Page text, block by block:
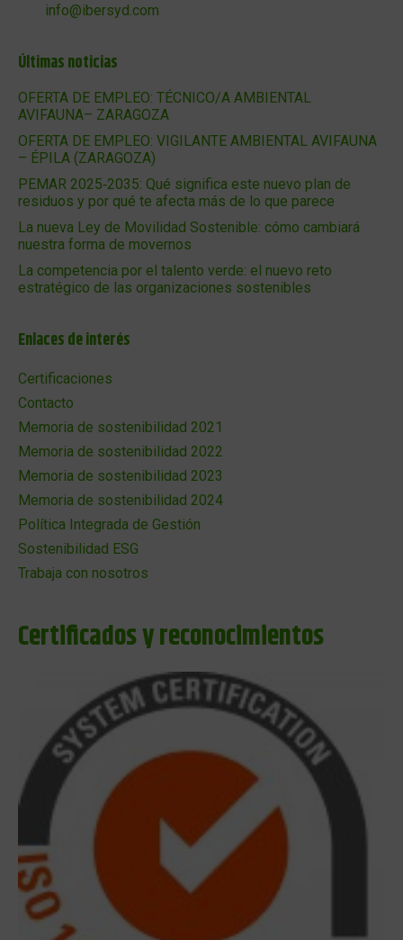
info@ibersyd.com
Últimas noticias
OFERTA DE EMPLEO: TÉCNICO/A AMBIENTAL
AVIFAUNA– ZARAGOZA
OFERTA DE EMPLEO: VIGILANTE AMBIENTAL AVIFAUNA
– ÉPILA (ZARAGOZA)
PEMAR 2025‑2035: Qué significa este nuevo plan de
residuos y por qué te afecta más de lo que parece
La nueva Ley de Movilidad Sostenible: cómo cambiará
nuestra forma de movernos
La competencia por el talento verde: el nuevo reto
estratégico de las organizaciones sostenibles
Enlaces de interés
Certificaciones
Contacto
Memoria de sostenibilidad 2021
Memoria de sostenibilidad 2022
Memoria de sostenibilidad 2023
Memoria de sostenibilidad 2024
Política Integrada de Gestión
Sostenibilidad ESG
Trabaja con nosotros
Certificados y reconocimientos